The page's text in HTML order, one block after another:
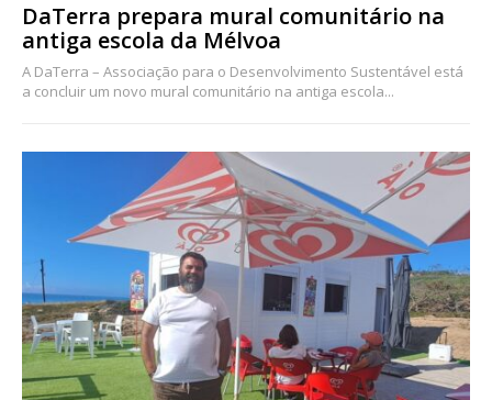
DaTerra prepara mural comunitário na
antiga escola da Mélvoa
A DaTerra – Associação para o Desenvolvimento Sustentável está
a concluir um novo mural comunitário na antiga escola...